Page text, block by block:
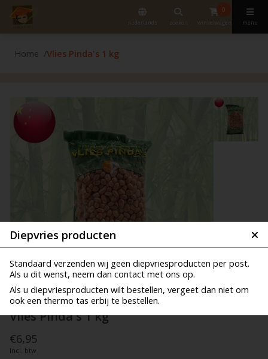
nederlands zoeken
0
winkelwagen menu
Diepvries producten
Standaard verzenden wij geen diepvriesproducten per post.
Als u dit wenst, neem dan contact met ons op.
Als u diepvriesproducten wilt bestellen, vergeet dan niet om
ook een thermo tas erbij te bestellen.
Home Vlies Pinda's 1 kg
Vlies Pinda's 1 kg
€6,95
Incl. btw